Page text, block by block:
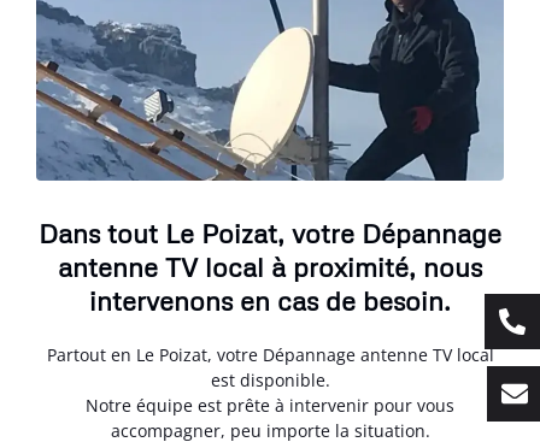
Dans tout Le Poizat, votre Dépannage
antenne TV local à proximité, nous
intervenons en cas de besoin.
Partout en Le Poizat, votre Dépannage antenne TV local
est disponible.
Notre équipe est prête à intervenir pour vous
accompagner, peu importe la situation.